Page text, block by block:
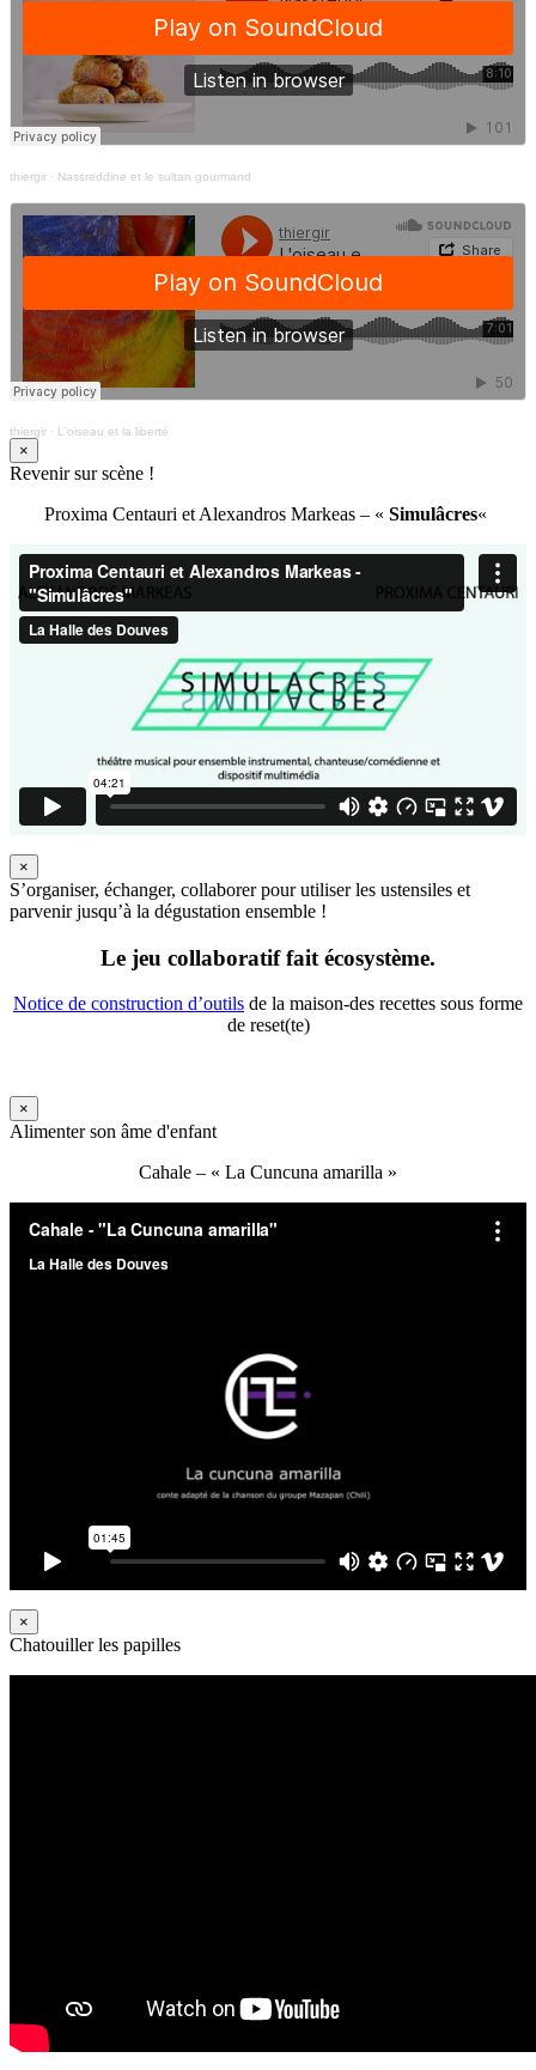
thiergir · Nassreddine et le sultan gourmand
thiergir · L'oiseau et la liberté
×
Revenir sur scène !
Proxima Centauri et Alexandros Markeas – « Simulâcres«
×
S’organiser, échanger, collaborer pour utiliser les ustensiles et
parvenir jusqu’à la dégustation ensemble !
Le jeu collaboratif fait écosystème.
Notice de construction d’outils de la maison-des recettes sous forme
de reset(te)
×
Alimenter son âme d'enfant
Cahale – « La Cuncuna amarilla »
×
Chatouiller les papilles